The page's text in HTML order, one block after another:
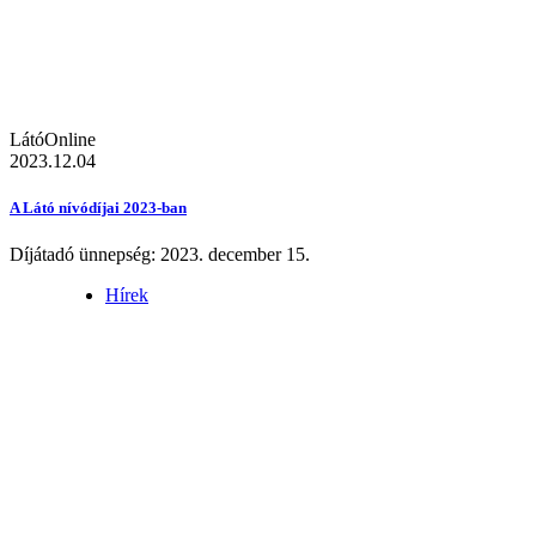
LátóOnline
2023.12.04
A Látó nívódíjai 2023-ban
Díjátadó ünnepség: 2023. december 15.
Hírek